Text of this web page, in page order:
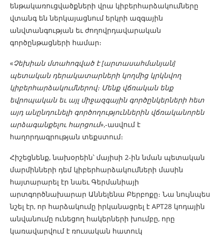
ենթակառուցվածքների վրա կիբերհարձակումները
վտանգ են ներկայացնում երկրի ազգային
անվտանգության եւ ժողովրդավարական
գործընթացների համար։
«Չեխիան մտահոգված է [արտասահմանյան]
պետական ​​դերակատարների կողմից կրկնվող
կիբերհարձակումներով։ Մենք վճռական ենք
եվրոպական եւ այլ միջազգային գործընկերների հետ
այդ անընդունելի գործողություններին վճռականորեն
արձագանքելու հարցում»,-ասվում է
հաղորդագրության տեքստում։
Հիշեցնենք, նախօրեին՝ մայիսի 2-ին նման պետական
մարմինների դեմ կիբերհարձակումների մասին
հայտարարել էր նաեւ Գերմանիայի
արտգործնախարար Աննելենա Բերբոքը։ Նա նույնպես
նշել էր, որ հարձակումը իրկանացրել է APT28 կոդային
անվանումը ունեցող հակերների խումբը, որը
կառավարվում է ռուսական հատուկ